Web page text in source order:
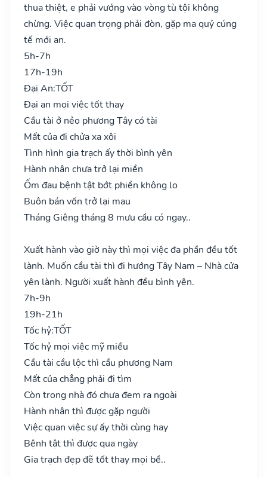
thua thiệt, e phải vướng vào vòng tù tội không
chừng. Việc quan trọng phải đòn, gặp ma quỷ cúng
tế mới an.
5h-7h
17h-19h
Đại An:TỐT
Đại an mọi việc tốt thay
Cầu tài ở nẻo phương Tây có tài
Mất của đi chửa xa xôi
Tình hình gia trạch ấy thời bình yên
Hành nhân chưa trở lại miền
Ốm đau bệnh tật bớt phiền không lo
Buôn bán vốn trở lại mau
Tháng Giêng tháng 8 mưu cầu có ngay..
Xuất hành vào giờ này thì mọi việc đa phần đều tốt
lành. Muốn cầu tài thì đi hướng Tây Nam – Nhà cửa
yên lành. Người xuất hành đều bình yên.
7h-9h
19h-21h
Tốc hỷ:TỐT
Tốc hỷ mọi việc mỹ miều
Cầu tài cầu lộc thì cầu phương Nam
Mất của chẳng phải đi tìm
Còn trong nhà đó chưa đem ra ngoài
Hành nhân thì được gặp người
Việc quan việc sự ấy thời cùng hay
Bệnh tật thì được qua ngày
Gia trạch đẹp đẽ tốt thay mọi bề..